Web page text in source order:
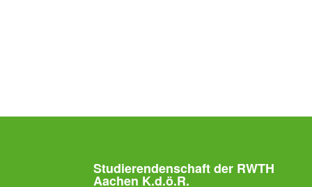
Studierendenschaft der RWTH
Aachen K.d.ö.R.